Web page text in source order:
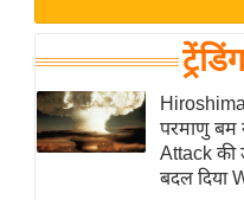
News
Hindi
Videos
खेल
क्रिकेट
IPL
2026
ट्रेंडिंग
परमाणु बम
Attack की
बदल दिया